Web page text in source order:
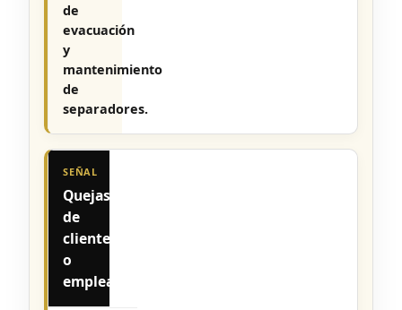
de
evacuación
y
mantenimiento
de
separadores.
Quejas
de
clientes
o
empleados